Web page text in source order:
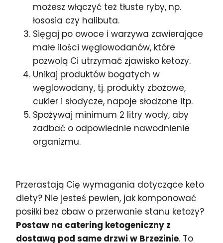
możesz włączyć też tłuste ryby, np.
łososia czy halibuta.
Sięgaj po owoce i warzywa zawierające
małe ilości węglowodanów, które
pozwolą Ci utrzymać zjawisko ketozy.
Unikaj produktów bogatych w
węglowodany, tj. produkty zbożowe,
cukier i słodycze, napoje słodzone itp.
Spożywaj minimum 2 litry wody, aby
zadbać o odpowiednie nawodnienie
organizmu.
Przerastają Cię wymagania dotyczące keto
diety? Nie jesteś pewien, jak komponować
posiłki bez obaw o przerwanie stanu ketozy?
Postaw na catering ketogeniczny z
dostawą pod same drzwi w Brzezinie. To